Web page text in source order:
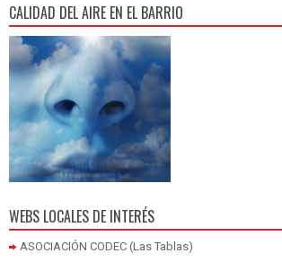
CALIDAD DEL AIRE EN EL BARRIO
WEBS LOCALES DE INTERÉS
ASOCIACIÓN CODEC (Las Tablas)